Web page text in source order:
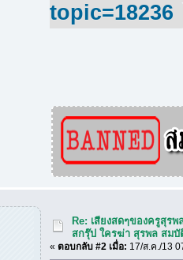
topic=18236
Re: เสียงสดๆของครูสุรพ
สกรุ๊ป ใครฆ่า สุรพล สมบั
« ตอบกลับ #2 เมื่อ: 17/ส.ค./13